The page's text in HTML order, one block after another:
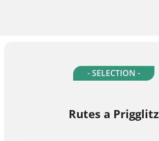
- SELECTION -
Rutes a Prigglitz